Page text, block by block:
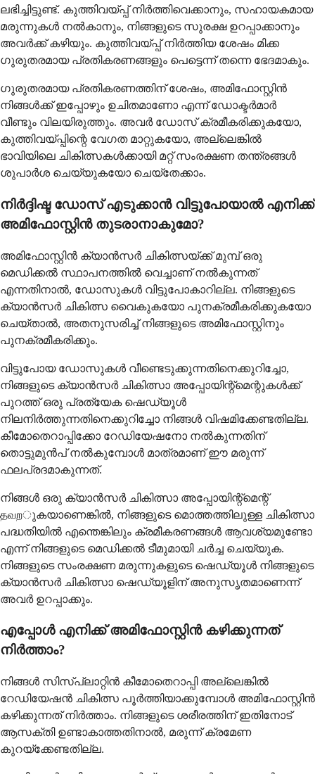
ലഭിച്ചിട്ടുണ്ട്. കുത്തിവയ്പ്പ് നിർത്തിവെക്കാനും, സഹായകമായ
മരുന്നുകൾ നൽകാനും, നിങ്ങളുടെ സുരക്ഷ ഉറപ്പാക്കാനും
അവർക്ക് കഴിയും. കുത്തിവയ്പ്പ് നിർത്തിയ ശേഷം മിക്ക
ഗുരുതരമായ പ്രതികരണങ്ങളും പെട്ടെന്ന് തന്നെ ഭേദമാകും.
ഗുരുതരമായ പ്രതികരണത്തിന് ശേഷം, അമിഫോസ്റ്റിൻ
നിങ്ങൾക്ക് ഇപ്പോഴും ഉചിതമാണോ എന്ന് ഡോക്ടർമാർ
വീണ്ടും വിലയിരുത്തും. അവർ ഡോസ് ക്രമീകരിക്കുകയോ,
കുത്തിവയ്പ്പിന്റെ വേഗത മാറ്റുകയോ, അല്ലെങ്കിൽ
ഭാവിയിലെ ചികിത്സകൾക്കായി മറ്റ് സംരക്ഷണ തന്ത്രങ്ങൾ
ശുപാർശ ചെയ്യുകയോ ചെയ്തേക്കാം.
നിർദ്ദിഷ്ട ഡോസ് എടുക്കാൻ വിട്ടുപോയാൽ എനിക്ക്
അമിഫോസ്റ്റിൻ തുടരാനാകുമോ?
അമിഫോസ്റ്റിൻ ക്യാൻസർ ചികിത്സയ്ക്ക് മുമ്പ് ഒരു
മെഡിക്കൽ സ്ഥാപനത്തിൽ വെച്ചാണ് നൽകുന്നത്
എന്നതിനാൽ, ഡോസുകൾ വിട്ടുപോകാറില്ല. നിങ്ങളുടെ
ക്യാൻസർ ചികിത്സ വൈകുകയോ പുനക്രമീകരിക്കുകയോ
ചെയ്താൽ, അതനുസരിച്ച് നിങ്ങളുടെ അമിഫോസ്റ്റിനും
പുനക്രമീകരിക്കും.
വിട്ടുപോയ ഡോസുകൾ വീണ്ടെടുക്കുന്നതിനെക്കുറിച്ചോ,
നിങ്ങളുടെ ക്യാൻസർ ചികിത്സാ അപ്പോയിന്റ്മെന്റുകൾക്ക്
പുറത്ത് ഒരു പ്രത്യേക ഷെഡ്യൂൾ
നിലനിർത്തുന്നതിനെക്കുറിച്ചോ നിങ്ങൾ വിഷമിക്കേണ്ടതില്ല.
കീമോതെറാപ്പിക്കോ റേഡിയേഷനോ നൽകുന്നതിന്
തൊട്ടുമുന്‍പ് നൽകുമ്പോൾ മാത്രമാണ് ഈ മരുന്ന്
ഫലപ്രദമാകുന്നത്.
നിങ്ങൾ ഒരു ക്യാൻസർ ചികിത്സാ അപ്പോയിന്റ്മെന്റ്
தவறുകയാണെങ്കിൽ, നിങ്ങളുടെ മൊത്തത്തിലുള്ള ചികിത്സാ
പദ്ധതിയിൽ എന്തെങ്കിലും ക്രമീകരണങ്ങൾ ആവശ്യമുണ്ടോ
എന്ന് നിങ്ങളുടെ മെഡിക്കൽ ടീമുമായി ചർച്ച ചെയ്യുക.
നിങ്ങളുടെ സംരക്ഷണ മരുന്നുകളുടെ ഷെഡ്യൂൾ നിങ്ങളുടെ
ക്യാൻസർ ചികിത്സാ ഷെഡ്യൂളിന് അനുസൃതമാണെന്ന്
അവർ ഉറപ്പാക്കും.
എപ്പോൾ എനിക്ക് അമിഫോസ്റ്റിൻ കഴിക്കുന്നത്
നിർത്താം?
നിങ്ങൾ സിസ്പ്ലാറ്റിൻ കീമോതെറാപ്പി അല്ലെങ്കിൽ
റേഡിയേഷൻ ചികിത്സ പൂർത്തിയാക്കുമ്പോൾ അമിഫോസ്റ്റിൻ
കഴിക്കുന്നത് നിർത്താം. നിങ്ങളുടെ ശരീരത്തിന് ഇതിനോട്
ആസക്തി ഉണ്ടാകാത്തതിനാൽ, മരുന്ന് ക്രമേണ
കുറയ്‌ക്കേണ്ടതില്ല.